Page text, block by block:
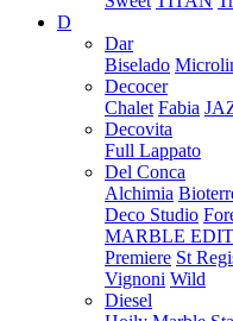
D
Dar
Biselado
Decocer
Chalet Fabia
Decovita
Full Lappato
Del Conca
Alchimia
Deco Studio
MARBLE
Premiere St
Vignoni Wild
Diesel